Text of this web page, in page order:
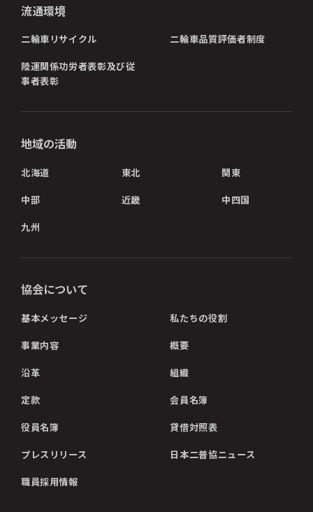
流通環境
二輪車リサイクル 二輪車品質評価者制度
陸運関係功労者表彰及び従
事者表彰
地域の活動
北海道 東北 関東
中部 近畿 中四国
九州
協会について
基本メッセージ 私たちの役割
事業内容 概要
沿革 組織
定款 会員名簿
役員名簿 貸借対照表
プレスリリース 日本二普協ニュース
職員採用情報